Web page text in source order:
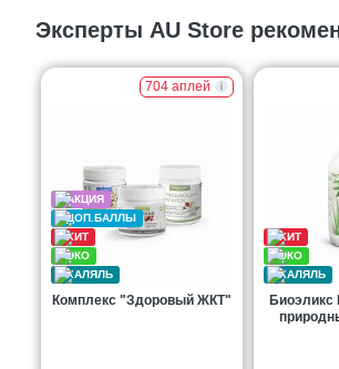
Эксперты AU Store
704 аплей
Комплекс "Здоровый ЖКТ"
Биоэликс